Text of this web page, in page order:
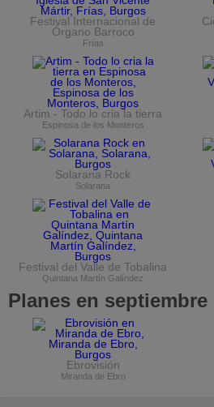
Festival Internacional de
Órgano Barroco
Frías
Artim - Todo lo cria la tierra
Espinosa de los Monteros
Solarana Rock
Solarana
Festival del Valle de Tobalina
Quintana Martín Galíndez
Planes en septiembre
Ebrovisión
Miranda de Ebro